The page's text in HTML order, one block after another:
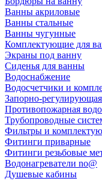
Ванны акриловые
Ванны стальные
Ванны чугунные
Комплектующие для
Экраны под ванну
Сиденья для ванны
Водоснабжение
Водосчетчики и
Запорно-
Противопожарная
Трубопроводные
Фильтры и
Фитинги приварные
Фитинги резьбовые
Водонагреватели no@
Душевые кабины